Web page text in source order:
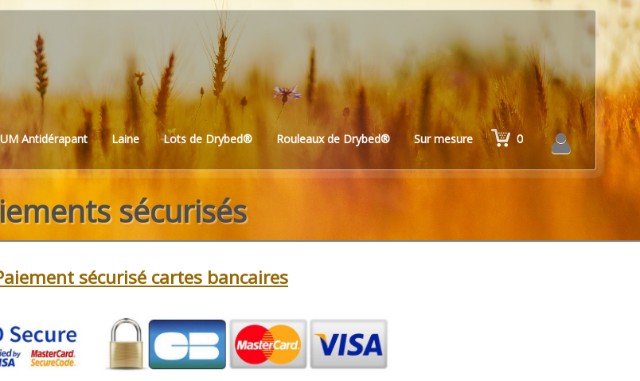
Antidérapant Laine Lots de Drybed® Rouleaux de Drybed® Sur mesure 0
sécurisés
sécurisé cartes bancaires